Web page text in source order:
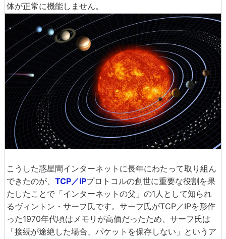
体が正常に機能しません。
こうした惑星間インターネットに長年にわたって取り組ん
できたのが、 TCP／IPプロトコルの創世に重要な役割を果
たしたことで「インターネットの父」の1人として知られ
るヴィントン・サーフ氏です。サーフ氏がTCP／IPを形作
った1970年代頃はメモリが高価だったため、サーフ氏は
「接続が途絶した場合、パケットを保存しない」というア